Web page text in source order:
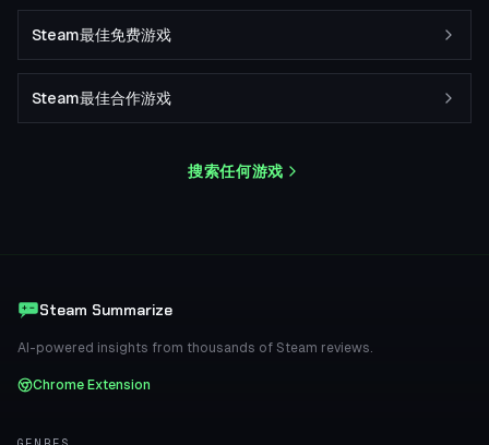
Steam最佳免费游戏
Steam最佳合作游戏
搜索任何游戏
Steam Summarize
AI-powered insights from thousands of Steam reviews.
Chrome Extension